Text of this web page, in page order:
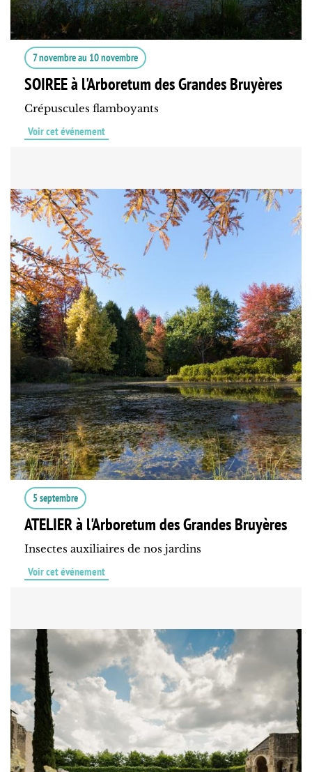
7 novembreau 10 novembre
SOIREE à l'Arboretum des Grandes Bruyères
Crépuscules flamboyants
Voir cet événement
5 septembre
ATELIER à l'Arboretum des Grandes Bruyères
Insectes auxiliaires de nos jardins
Voir cet événement